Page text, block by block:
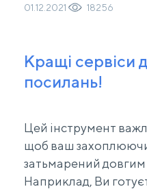
01.12.2021 18256
Кращі сервіси
посилань!
Цей інструмент
щоб ваш
затьмарений
Наприклад, Ви